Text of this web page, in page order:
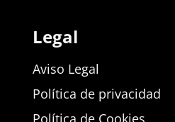
Legal
Aviso Legal
Política de privacidad
Política de Cookies